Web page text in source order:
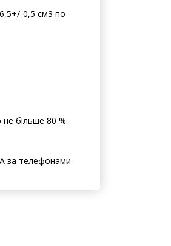
0,5 см3 по
більше 80 %.
за телефонами